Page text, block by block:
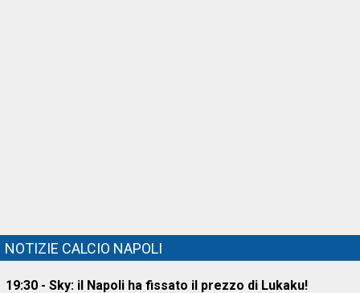
NOTIZIE CALCIO NAPOLI
19:30 - Sky: il Napoli ha fissato il prezzo di Lukaku!